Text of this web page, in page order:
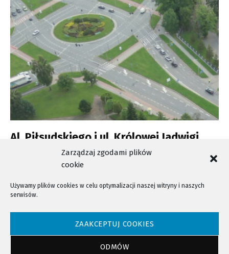
Zarządzaj zgodami plików
cookie
Używamy plików cookies w celu optymalizacji naszej witryny i naszych
serwisów.
ZAAKCEPTUJ COOKIES
ODMÓW
Al. Piłsudskiego i ul. Królowej Jadwigi
znów kontrolowane przez drony
NTV - Nasza Telewizja Sądecka © 2023 Wszystkie prawa zastrzeżone!